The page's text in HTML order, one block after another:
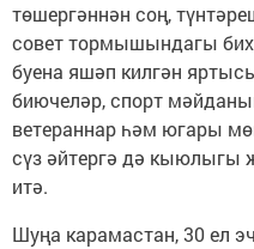
төшергәннән соң,
совет тормышындагы
буена яшәп килгән
биючеләр, спорт
ветераннар һәм югары
сүз әйтергә дә кыюлыгы
итә.
Шуңа карамастан, 30 ел